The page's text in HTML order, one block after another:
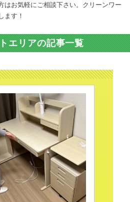
はお気軽にご相談下さい。クリーンワー
ます！
エリアの記事一覧